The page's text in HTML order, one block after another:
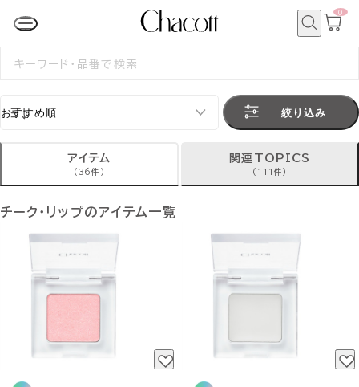
カ
0
検
絞り込み
アイテム
(36件)
関連TOPICS
(111件)
チーク・リップのアイテム一覧